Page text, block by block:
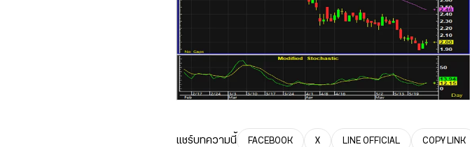
แชร์บทความนี้ FACEBOOK X LINE OFFICIAL COPY LINK